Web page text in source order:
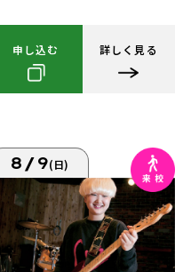
申し込む 詳しく見る
8/9(日)